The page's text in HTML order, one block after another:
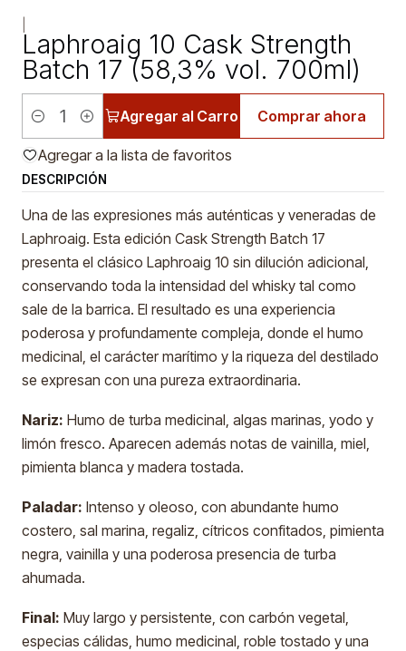
Laphroaig 10 Cask Strength
Batch 17 (58,3% vol. 700ml)
Cantidad
Agregar al Carro Comprar ahora
Agregar a la lista de favoritos
DESCRIPCIÓN
Una de las expresiones más auténticas y veneradas de
Laphroaig. Esta edición Cask Strength Batch 17
presenta el clásico Laphroaig 10 sin dilución adicional,
conservando toda la intensidad del whisky tal como
sale de la barrica. El resultado es una experiencia
poderosa y profundamente compleja, donde el humo
medicinal, el carácter marítimo y la riqueza del destilado
se expresan con una pureza extraordinaria.
Nariz: Humo de turba medicinal, algas marinas, yodo y
limón fresco. Aparecen además notas de vainilla, miel,
pimienta blanca y madera tostada.
Paladar: Intenso y oleoso, con abundante humo
costero, sal marina, regaliz, cítricos confitados, pimienta
negra, vainilla y una poderosa presencia de turba
ahumada.
Final: Muy largo y persistente, con carbón vegetal,
especias cálidas, humo medicinal, roble tostado y una